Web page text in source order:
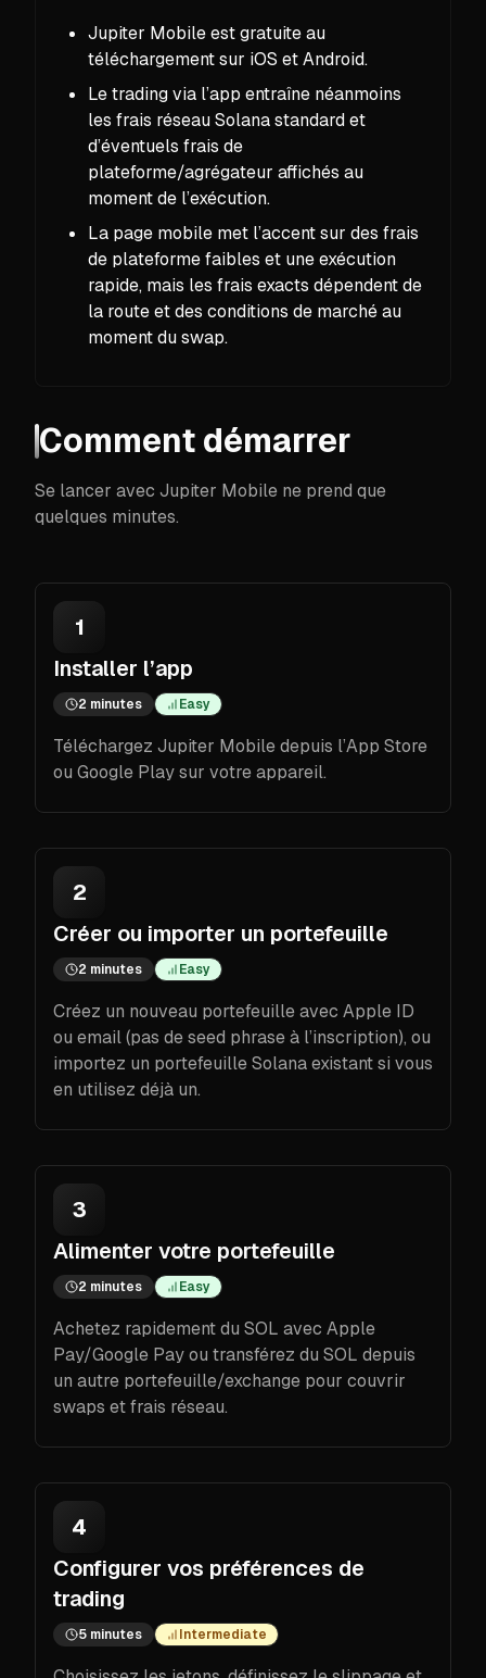
Jupiter Mobile est gratuite au
téléchargement sur iOS et Android.
Le trading via l’app entraîne néanmoins
les frais réseau Solana standard et
d’éventuels frais de
plateforme/agrégateur affichés au
moment de l’exécution.
La page mobile met l’accent sur des frais
de plateforme faibles et une exécution
rapide, mais les frais exacts dépendent de
la route et des conditions de marché au
moment du swap.
Comment démarrer
Se lancer avec Jupiter Mobile ne prend que
quelques minutes.
1
Installer l’app
2 minutes Easy
Téléchargez Jupiter Mobile depuis l’App Store
ou Google Play sur votre appareil.
2
Créer ou importer un portefeuille
2 minutes Easy
Créez un nouveau portefeuille avec Apple ID
ou email (pas de seed phrase à l’inscription), ou
importez un portefeuille Solana existant si vous
en utilisez déjà un.
3
Alimenter votre portefeuille
2 minutes Easy
Achetez rapidement du SOL avec Apple
Pay/Google Pay ou transférez du SOL depuis
un autre portefeuille/exchange pour couvrir
swaps et frais réseau.
4
Configurer vos préférences de
trading
5 minutes Intermediate